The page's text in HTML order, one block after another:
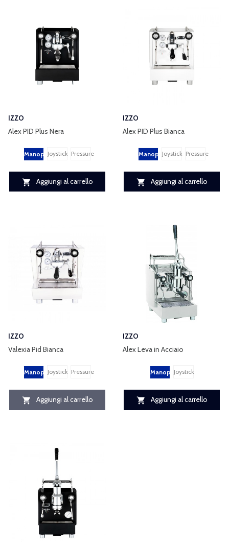
IZZO
Alex PID Plus Nera
ManopoleJoystick Pressure
 Aggiungi al carrello
IZZO
Alex PID Plus Bianca
ManopoleJoystick Pressure
 Aggiungi al carrello
IZZO
Valexia Pid Bianca
ManopoleJoystick Pressure
 Aggiungi al carrello
IZZO
Alex Leva in Acciaio
ManopoleJoystick
 Aggiungi al carrello